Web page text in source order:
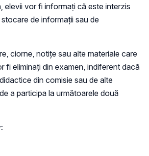
elevii vor fi informați că este interzis
de informații sau de
ciorne, notițe sau alte materiale care
fi eliminați din examen, indiferent dacă
din comisie sau de alte
a participa la următoarele două